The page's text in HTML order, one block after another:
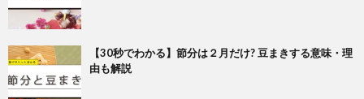
【30秒でわかる】節分は２月だけ? 豆まきする意味・理
由も解説